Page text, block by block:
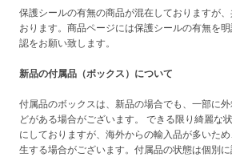
保護シールの有無の商品が混在しておりますが
おります。商品ページには保護シールの有無を
認をお願い致します。
新品の付属品（ボックス）について
付属品のボックスは、新品の場合でも、一部に
どがある場合がございます。 できる限り綺麗な
にしておりますが、海外からの輸入品が多いた
生する場合がございます。付属品の状態は個別